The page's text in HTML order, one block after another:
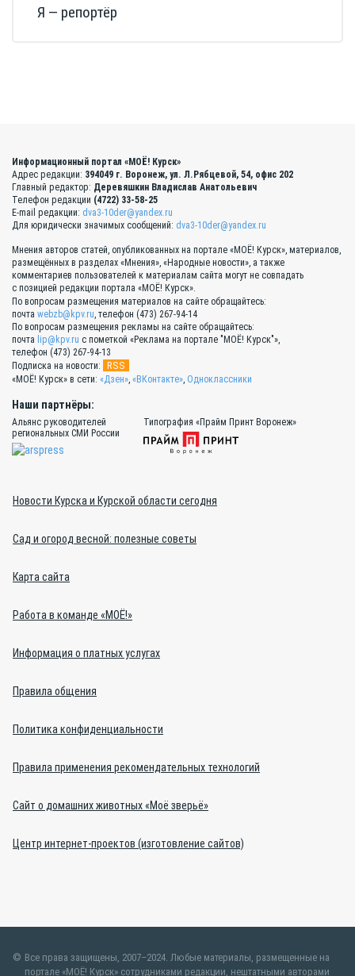
Я — репортёр
Информационный портал «МОЁ! Курск»
Адрес редакции: 394049 г. Воронеж, ул. Л.Рябцевой, 54, офис 202
Главный редактор: Деревяшкин Владислав Анатольевич
Телефон редакции (4722) 33-58-25
E-mail редакции: dva3-10der@yandex.ru
Для юридически значимых сообщений: dva3-10der@yandex.ru
Мнения авторов статей, опубликованных на портале «МОЁ! Курск», материалов,
размещённых в разделах «Мнения», «Народные новости», а также
комментариев пользователей к материалам сайта могут не совпадать
с позицией редакции портала «МОЁ! Курск».
По вопросам размещения материалов на сайте обращайтесь:
почта webzb@kpv.ru, телефон (473) 267-94-14
По вопросам размещения рекламы на сайте обращайтесь:
почта lip@kpv.ru с пометкой «Реклама на портале "МОЁ! Курск"»,
телефон (473) 267-94-13
Подписка на новости:
RSS
«МОЁ! Курск» в сети: «Дзен», «ВКонтакте», Одноклассники
Наши партнёры:
Альянс руководителей
региональных СМИ России
Типография «Прайм Принт Воронеж»
Новости Курска и Курской области сегодня
Сад и огород весной: полезные советы
Карта сайта
Работа в команде «МОЁ!»
Информация о платных услугах
Правила общения
Политика конфиденциальности
Правила применения рекомендательных технологий
Сайт о домашних животных «Моё зверьё»
Центр интернет-проектов (изготовление сайтов)
Все права защищены, 2007–2024. Любые материалы, размещенные на
портале «МОЁ! Курск» сотрудниками редакции, нештатными авторами